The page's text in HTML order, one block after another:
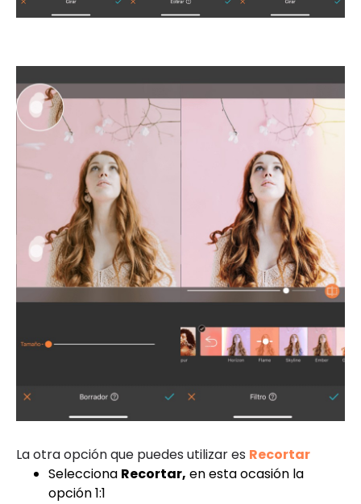
La otra opción que puedes utilizar es Recortar
Selecciona Recortar, en esta ocasión la
opción 1:1